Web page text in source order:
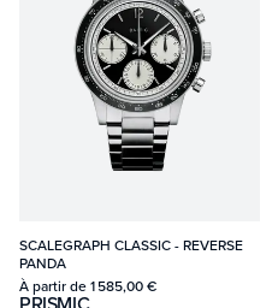
SCALEGRAPH CLASSIC - REVERSE
PANDA
À partir de1 585,00 €